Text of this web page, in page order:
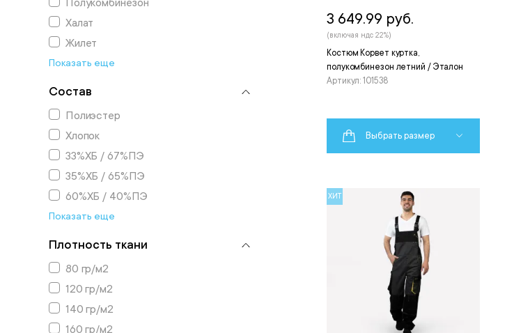
Полукомбинезон
Халат
Жилет
Показать еще
Состав
Полиэстер
Хлопок
33%ХБ / 67%ПЭ
35%ХБ / 65%ПЭ
60%ХБ / 40%ПЭ
Показать еще
Плотность ткани
80 гр/м2
120 гр/м2
140 гр/м2
160 гр/м2
Костюм Корвет куртка,
полукомбинезон летний / Эталон
Артикул: 101538
3 649.99 руб.
(включая ндс 22%)
Выбрать размер
ХИТ